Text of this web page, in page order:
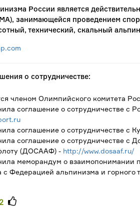
России является
занимающейся проведением
технический, скальный
о сотрудничестве:
членом Олимпийского комитета
соглашение о сотрудничестве с
соглашение о сотрудничестве с
соглашение о сотрудничестве с
(ДОСААФ) - http://www.dosaaf.ru/
меморандум о взаимопонимании
с Федерацией альпинизма и горного